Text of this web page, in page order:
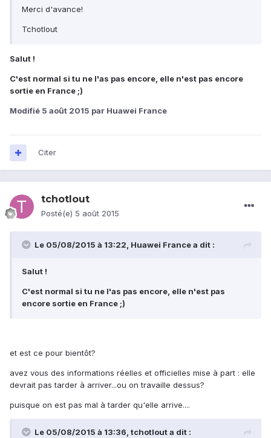
Merci d'avance!
Tchotlout
Salut !
C'est normal si tu ne l'as pas encore, elle n'est pas encore
sortie en France ;)
Modifié 5 août 2015 par Huawei France
Citer
tchotlout
Posté(e) 5 août 2015
Le 05/08/2015 à 13:22, Huawei France a dit :
Salut !
C'est normal si tu ne l'as pas encore, elle n'est pas
encore sortie en France ;)
et est ce pour bientôt?
avez vous des informations réelles et officielles mise à part : elle
devrait pas tarder à arriver...ou on travaille dessus?
puisque on est pas mal à tarder qu'elle arrive....
Le 05/08/2015 à 13:36, tchotlout a dit :